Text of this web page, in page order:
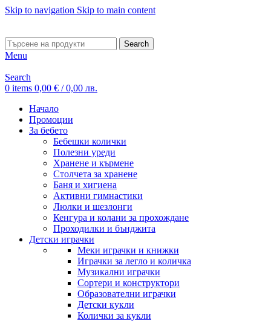
Skip to navigation Skip to main content
Search
Menu
Search
0 items 0,00 € / 0,00 лв.
Начало
Промоции
За бебето
Бебешки колички
Полезни уреди
Хранене и кърмене
Столчета за хранене
Баня и хигиена
Активни гимнастики
Люлки и шезлонги
Кенгура и колани за прохождане
Проходилки и бънджита
Детски играчки
Меки играчки и книжки
Играчки за легло и количка
Музикални играчки
Сортери и конструктори
Образователни играчки
Детски кукли
Колички за кукли